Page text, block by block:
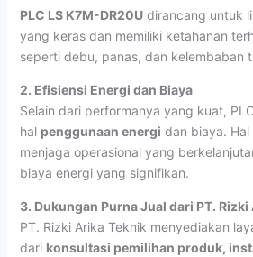
PLC LS K7M-DR20Udirancang untuk
yang keras dan memiliki ketahanan
seperti debu, panas, dan kelembaban
2. Efisiensi Energi dan Biaya
Selain dari performanya yang kuat,
hal penggunaan energi dan biaya.
menjaga operasional yang
biaya energi yang signifikan.
3. Dukungan Purna Jual dari PT. Rizki
PT. Rizki Arika Teknik menyediakan
dari konsultasi pemilihan produk,